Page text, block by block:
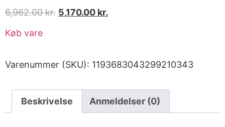
6,962.00kr. 5,170.00 kr.
Køb vare
Varenummer (SKU): 1193683043299210343
Beskrivelse Anmeldelser (0)